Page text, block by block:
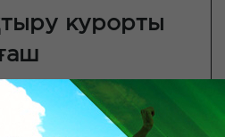
курорты